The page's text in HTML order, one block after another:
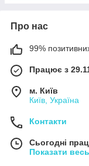
Про нас
99%
Працює з
м. Київ
Київ, Україна
Контакти
Сьогодні
Показати